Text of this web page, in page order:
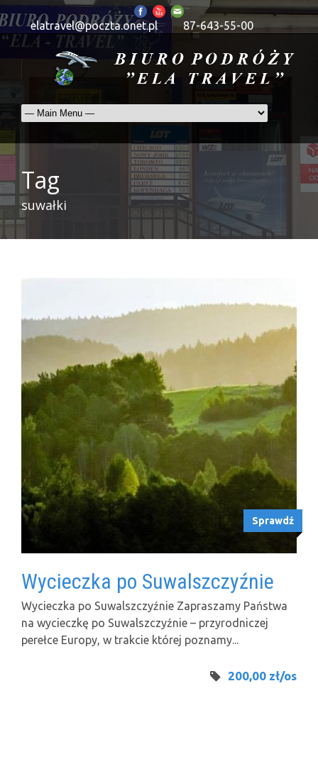
elatravel@poczta.onet.pl 87-643-55-00
Tag
suwałki
Sprawdź
Wycieczka po Suwalszczyźnie
Wycieczka po Suwalszczyźnie Zapraszamy Państwa
na wycieczkę po Suwalszczyźnie – przyrodniczej
perełce Europy, w trakcie której poznamy...
200,00 zł/os